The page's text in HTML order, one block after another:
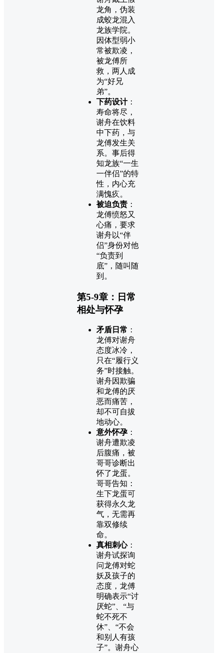
龙角，伪装
成蛟龙混入
龙族学院。
因体型弱小
常被欺凌，
被龙傅所
救，两人成
为“好兄
弟”。
下药设计：
寿命将尽，
谢舟在饮料
中下药，与
龙傅发生关
系。事后得
知龙族“一生
一伴侣”的特
性，内心充
满愧疚。
被迫负责 ：
龙傅愤怒又
心痛，要求
谢舟以“伴
侣”身份对他
“负责到
底”，随叫随
到。
第5-9章：日常
相处与怀孕
矛盾日常 ：
龙傅对谢舟
态度冰冷，
只在“履行义
务”时接触。
谢舟因欺骗
和龙傅的厌
恶而痛苦，
却不可自拔
地动心。
意外怀孕 ：
谢舟遭欺凌
后腹痛，被
哥哥诊断出
怀了龙蛋。
哥哥告知：
生下龙蛋可
获得永久龙
气，无需再
靠双修续
命。
真相刺心：
谢舟试探询
问龙傅对蛇
妖及孩子的
态度，龙傅
明确表示“讨
厌蛇”、“与
蛇不死不
休”、“不会
和别人有孩
子”。谢舟心